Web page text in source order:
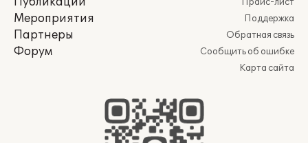
Мероприятия
Партнеры
Форум
Поддержка
Обратная связь
Сообщить об ошибке
Карта сайта